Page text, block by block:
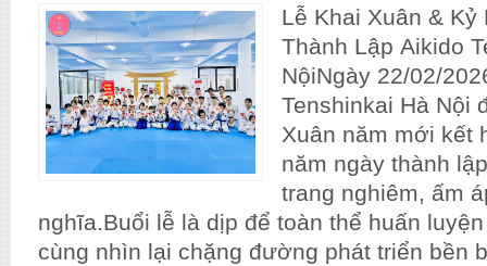
Lễ Khai Xuân & Kỷ
Thành Lập Aikido
NộiNgày 22/02/
Tenshinkai Hà Nội
Xuân năm mới kết
năm ngày thành
trang nghiêm, ấm
nghĩa.Buổi lễ là dịp để toàn thể huấn
cùng nhìn lại chặng đường phát triển bền